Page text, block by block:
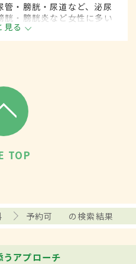
・膀胱・尿道など、泌尿
胱・膀胱炎など女性に多い
います。
見る
TOP
予約可 の検索結果
アプローチ